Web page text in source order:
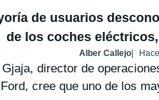
de usuarios
de los coches
Alber Callejo
Gjaja, director de
Ford, cree que uno de los